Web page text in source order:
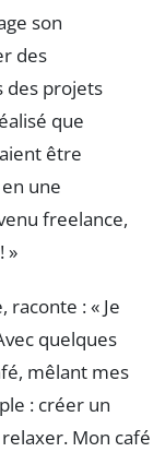
son
des
des projets
que
être
une
freelance,
»
: « Je
quelques
mêlant mes
: créer un
Mon café